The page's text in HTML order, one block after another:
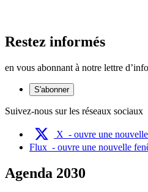
Restez informés
en vous abonnant à notre lettre
S'abonner
Suivez-nous sur les réseaux sociaux
X - ouvre une
Flux - ouvre une nouvelle
Agenda 2030